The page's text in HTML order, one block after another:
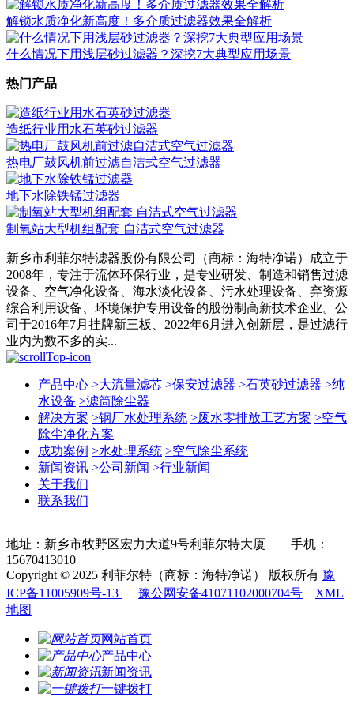
​解锁水质净化新高度！多介质过滤器效果全解析
什么情况下用浅层砂过滤器？深挖7大典型应用场景
热门产品
造纸行业用水石英砂过滤器
热电厂鼓风机前过滤自洁式空气过滤器
地下水除铁锰过滤器
制氧站大型机组配套 自洁式空气过滤器
新乡市利菲尔特滤器股份有限公司（商标：海特净诺）成立于
2008年，专注于流体环保行业，是专业研发、制造和销售过滤
设备、空气净化设备、海水淡化设备、污水处理设备、弃资源
综合利用设备、环境保护专用设备的股份制高新技术企业。公
司于2016年7月挂牌新三板、2022年6月进入创新层，是过滤行
业内为数不多的实...
产品中心 >大流量滤芯 >保安过滤器 >石英砂过滤器 >纯
水设备 >滤筒除尘器
解决方案 >钢厂水处理系统 >废水零排放工艺方案 >空气
除尘净化方案
成功案例 >水处理系统 >空气除尘系统
新闻资讯 >公司新闻 >行业新闻
关于我们
联系我们
地址：新乡市牧野区宏力大道9号利菲尔特大厦 手机：
15670413010
Copyright © 2025 利菲尔特（商标：海特净诺） 版权所有 豫
ICP备11005909号-13
豫公网安备41071102000704号
XML
地图
网站首页
产品中心
新闻资讯
一键拨打